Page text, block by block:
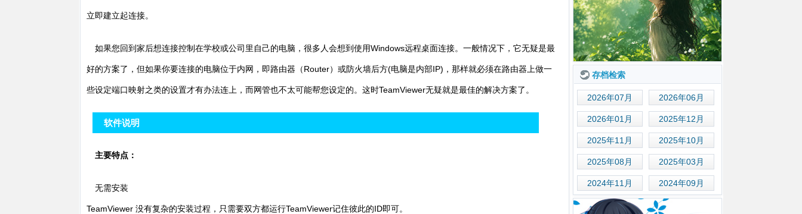
立即建立起连接。
如果您回到家后想连接控制在学校或公司里自己的电脑，很多人会想到使用Windows远程桌面连接。一般情况下，它无疑是最
好的方案了，但如果你要连接的电脑位于内网，即路由器（Router）或防火墙后方(电脑是内部IP)，那样就必须在路由器上做一
些设定端口映射之类的设置才有办法连上，而网管也不太可能帮您设定的。这时TeamViewer无疑就是最佳的解决方案了。
软件说明
主要特点：
无需安装
TeamViewer 没有复杂的安装过程，只需要双方都运行TeamViewer记住彼此的ID即可。
存档检索
2026年07月 2026年06月
2026年01月 2025年12月
2025年11月 2025年10月
2025年08月 2025年03月
2024年11月 2024年09月